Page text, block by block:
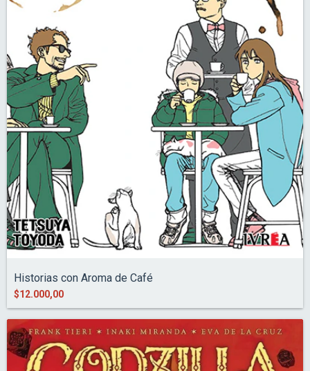
Historias con Aroma de Café
$12.000,00